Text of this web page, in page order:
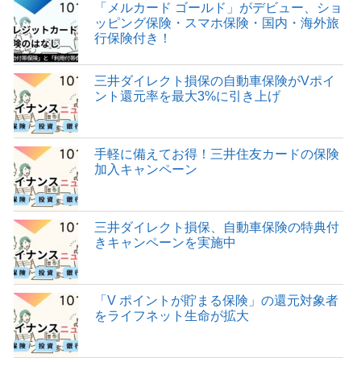
「メルカード ゴールド」がデビュー、ショ
ッピング保険・スマホ保険・国内・海外旅
行保険付き！
三井ダイレクト損保の自動車保険がVポイ
ント還元率を最大3%に引き上げ
手軽に備えてお得！三井住友カードの保険
加入キャンペーン
三井ダイレクト損保、自動車保険の特典付
きキャンペーンを実施中
「V ポイントが貯まる保険」の還元対象者
をライフネット生命が拡大